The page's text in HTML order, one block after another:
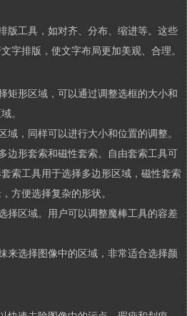
版工具，如对齐、分布、缩进等。这些
字排版，使文字布局更加美观、合理。
矩形区域，可以通过调整选框的大小和
。
域，同样可以进行大小和位置的调整。
边形套索和磁性套索。自由套索工具可
索工具用于选择多边形区域，磁性套索
方便选择复杂的形状。
择区域。用户可以调整魔棒工具的容差
来选择图像中的区域，非常适合选择颜